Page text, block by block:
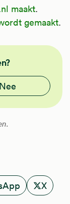
maakt.
gemaakt.
X